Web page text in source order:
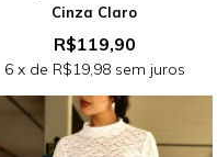
Cinza Claro
R$119,90
6 x de R$19,98 sem juros